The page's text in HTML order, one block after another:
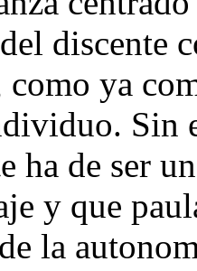
discente
como ya
Sin
ha de ser
y que
la